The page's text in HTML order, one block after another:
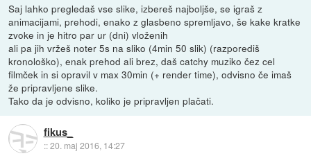
Saj lahko pregledaš vse slike, izbereš najboljše, se igraš z
animacijami, prehodi, enako z glasbeno spremljavo, še kake kratke
zvoke in je hitro par ur (dni) vloženih
ali pa jih vržeš noter 5s na sliko (4min 50 slik) (razporediš
kronološko), enak prehod ali brez, daš catchy muziko čez cel
filmček in si opravil v max 30min (+ render time), odvisno če imaš
že pripravljene slike.
Tako da je odvisno, koliko je pripravljen plačati.
fikus_
::20. maj 2016, 14:27